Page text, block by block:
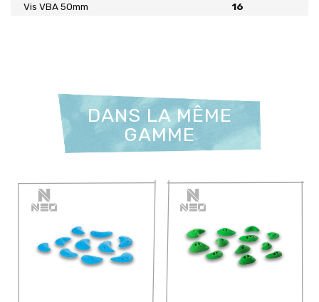
Vis VBA 50mm
16
DANS LA MÊME
GAMME